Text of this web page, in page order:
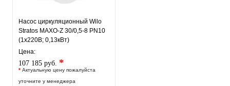
Насос циркуляционный Wilo
Stratos MAXO-Z 30/0,5-8 PN10
(1х220В; 0,13кВт)
Цена:
107 185 руб. *
* Актуальную цену пожалуйста
уточните у менеджера